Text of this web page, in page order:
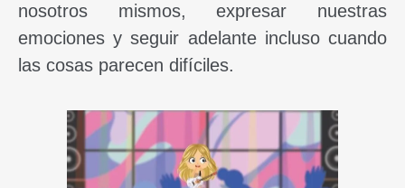
nosotros mismos, expresar nuestras
emociones y seguir adelante incluso cuando
las cosas parecen difíciles.